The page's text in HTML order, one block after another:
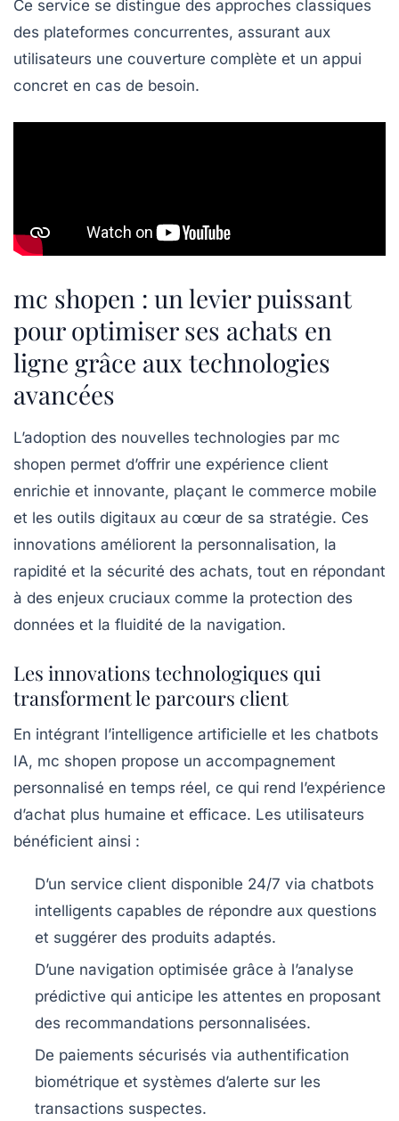
Ce service se distingue des approches classiques
des plateformes concurrentes, assurant aux
utilisateurs une couverture complète et un appui
concret en cas de besoin.
mc shopen : un levier puissant
pour optimiser ses achats en
ligne grâce aux technologies
avancées
L’adoption des nouvelles technologies par mc
shopen permet d’offrir une expérience client
enrichie et innovante, plaçant le commerce mobile
et les outils digitaux au cœur de sa stratégie. Ces
innovations améliorent la personnalisation, la
rapidité et la sécurité des achats, tout en répondant
à des enjeux cruciaux comme la protection des
données et la fluidité de la navigation.
Les innovations technologiques qui
transforment le parcours client
En intégrant l’intelligence artificielle et les chatbots
IA, mc shopen propose un accompagnement
personnalisé en temps réel, ce qui rend l’expérience
d’achat plus humaine et efficace. Les utilisateurs
bénéficient ainsi :
D’un service client disponible 24/7 via chatbots
intelligents capables de répondre aux questions
et suggérer des produits adaptés.
D’une navigation optimisée grâce à l’analyse
prédictive qui anticipe les attentes en proposant
des recommandations personnalisées.
De paiements sécurisés via authentification
biométrique et systèmes d’alerte sur les
transactions suspectes.